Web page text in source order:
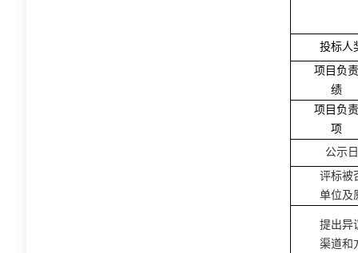
投标人
项目负
绩
项目负
项
公示
评标被
单位及
提出异
渠道和